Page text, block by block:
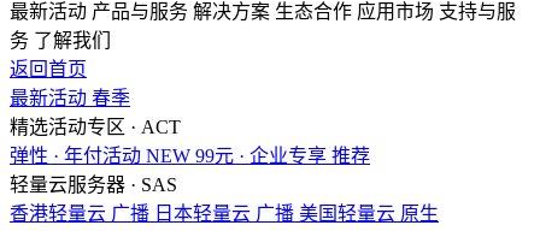
最新活动 产品与服务 解决方案 生态合作 应用市场 支持与服
务 了解我们
返回首页
最新活动 春季
精选活动专区 · ACT
弹性 · 年付活动 NEW 99元 · 企业专享 推荐
轻量云服务器 · SAS
香港轻量云 广播 日本轻量云 广播 美国轻量云 原生